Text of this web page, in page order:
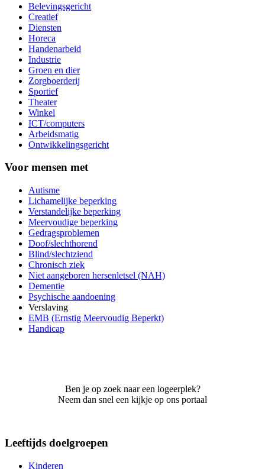
Belevingsgericht
Creatief
Diensten
Horeca
Handenarbeid
Industrie
Groen en dier
Zorgboerderij
Sportief
Theater
Winkel
ICT/computers
Arbeidsmatig
Ontwikkelingsgericht
Voor mensen met
Autisme
Lichamelijke beperking
Verstandelijke beperking
Meervoudige beperking
Gedragsproblemen
Doof/slechthorend
Blind/slechtziend
Chronisch ziek
Niet aangeboren hersenletsel (NAH)
Dementie
Psychische aandoening
Verslaving
EMB (Ernstig Meervoudig Beperkt)
Handicap
Ben je op zoek naar een logeerplek?
Neem dan snel een kijkje op ons portaal
Leeftijds doelgroepen
Kinderen